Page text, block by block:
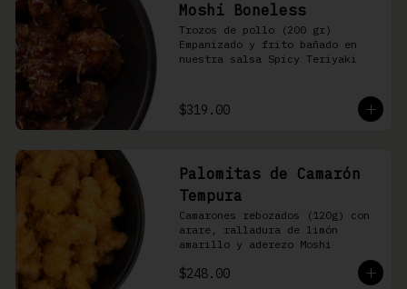
Moshi Boneless
Trozos de pollo (200 gr)
Empanizado y frito bañado en
nuestra salsa Spicy Teriyaki
$319.00
Palomitas de Camarón
Tempura
Camarones rebozados (120g) con
arare, ralladura de limón
amarillo y aderezo Moshi
$248.00